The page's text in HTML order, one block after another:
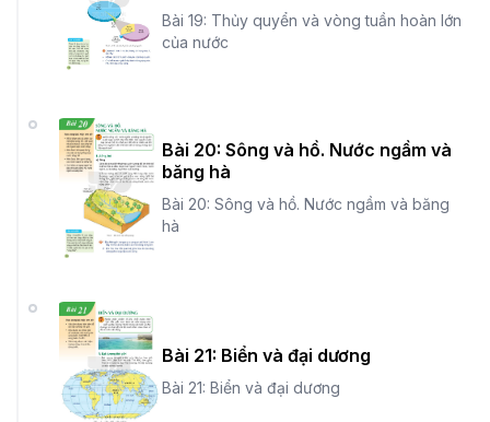
Bài 19: Thủy quyển và vòng tuần hoàn lớn
của nước
Bài 20: Sông và hồ. Nước ngầm và
băng hà
Bài 20: Sông và hồ. Nước ngầm và băng
hà
Bài 21: Biển và đại dương
Bài 21: Biển và đại dương